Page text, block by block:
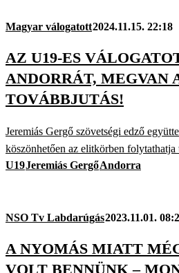
Magyar válogatott2024.11.15. 22:18
AZ U19-ES
ANDORRÁT, MEGVAN
TOVÁBBJUTÁS!
Jeremiás Gergő szövetségi edző
köszönhetően az elitkörben folytathatja
U19Jeremiás GergőAndorra
NSO Tv Labdarúgás2023.11.01.
A NYOMÁS MIATT
VOLT BENNÜNK –